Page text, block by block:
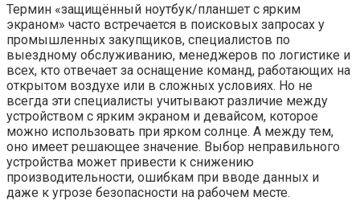
Термин «защищённый ноутбук/планшет с ярким
экраном» часто встречается в поисковых запросах у
промышленных закупщиков, специалистов по
выездному обслуживанию, менеджеров по логистике и
всех, кто отвечает за оснащение команд, работающих на
открытом воздухе или в сложных условиях. Но не
всегда эти специалисты учитывают различие между
устройством с ярким экраном и девайсом, которое
можно использовать при ярком солнце. А между тем,
оно имеет решающее значение. Выбор неправильного
устройства может привести к снижению
производительности, ошибкам при вводе данных и
даже к угрозе безопасности на рабочем месте.